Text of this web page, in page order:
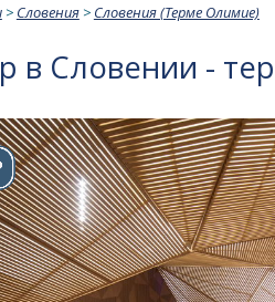
> Словения> Словения (Терме Олимие)
в Словении -